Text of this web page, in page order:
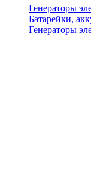
Генераторы
Батарейки,
Генераторы